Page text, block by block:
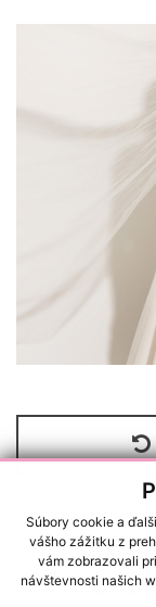
Súbory cookie a
vášho zážitku z
vám zobrazovali
návštevnosti našich
RAČIANSKA